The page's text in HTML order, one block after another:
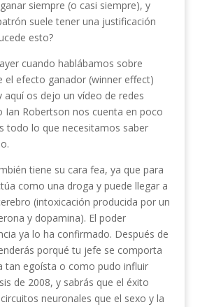
siempre (o casi siempre), y
suele tener una justificación
esto?
cuando hablábamos sobre
el efecto ganador (winner effect)
aquí os dejo un vídeo de redes
Ian Robertson nos cuenta en poco
todo lo que necesitamos saber
tiene su cara fea, ya que para
como una droga y puede llegar a
(intoxicación producida por un
y dopamina). El poder
ya lo ha confirmado. Después de
porqué tu jefe se comporta
tan egoísta o como pudo influir
de 2008, y sabrás que el éxito
neuronales que el sexo y la